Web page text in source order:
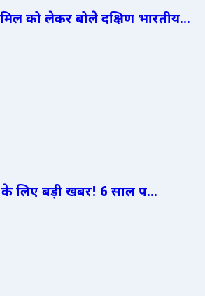
को लेकर बोले दक्षिण भारतीय...
लिए बड़ी खबर! 6 साल प...